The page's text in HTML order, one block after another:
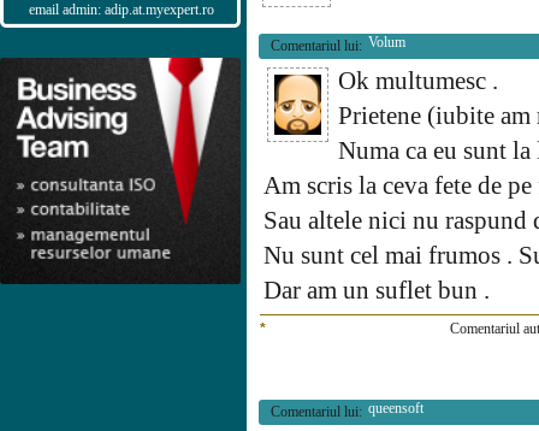
email admin: adip.at.myexpert.ro
Comentariul lui: Volum
Ok multumesc .
Prietene (iubite am
Numa ca eu sunt
Am scris la ceva fete de
Sau altele nici nu raspund
Nu sunt cel mai frumos .
Dar am un suflet bun .
* Comentariul
Comentariul lui: queensoft